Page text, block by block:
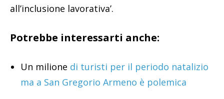
all’inclusione lavorativa’.
Potrebbe interessarti anche:
Un milione di turisti per il periodo natalizio
ma a San Gregorio Armeno è polemica